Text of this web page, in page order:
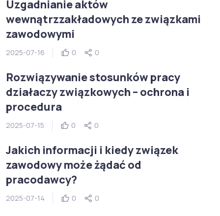
Uzgadnianie aktów
wewnątrzzakładowych ze związkami
zawodowymi
2025-07-16 0 0
Rozwiązywanie stosunków pracy
działaczy związkowych – ochrona i
procedura
2025-07-15 0 0
Jakich informacji i kiedy związek
zawodowy może żądać od
pracodawcy?
2025-07-14 0 0